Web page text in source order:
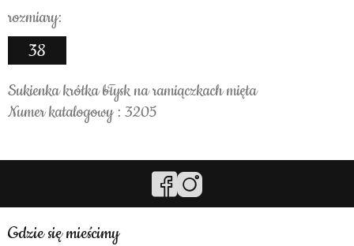
rozmiary:
38
Sukienka krótka błysk na ramiączkach mięta
Numer katalogowy : 3205
Gdzie się mieścimy